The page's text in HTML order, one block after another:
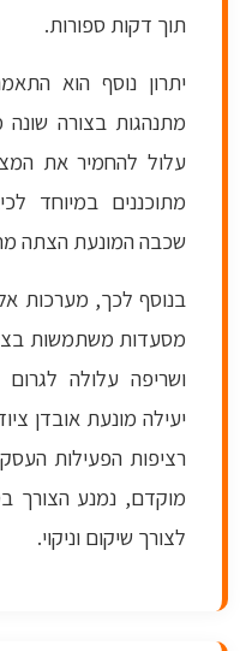
תוך דקות ספורות.
יתרון נוסף הוא
מתנהגות בצורה שונה
עלול להחמיר את
מתוכננים במיוחד
שכבה המונעת הצתה
בנוסף לכך, מערכות
מסעדות משתמשות
ושריפה עלולה
יעילה מונעת אובדן
רציפות הפעילות
מוקדם, נמנע הצורך
לצורך שיקום וניקוי.